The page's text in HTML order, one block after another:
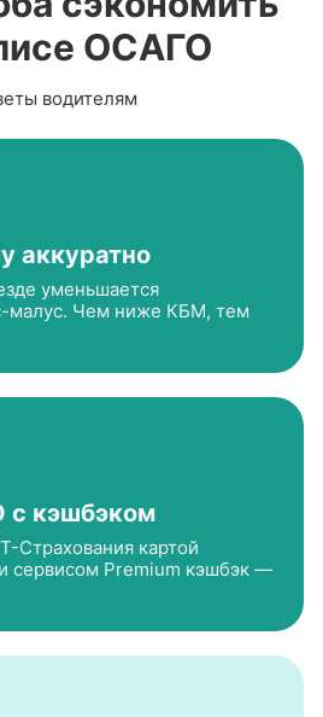
ОСАГО
водителям
аккуратно
уменьшается
малус. Чем ниже КБМ, тем
с кэшбэком
Т-Страхования картой
сервисом Premium кэшбэк —